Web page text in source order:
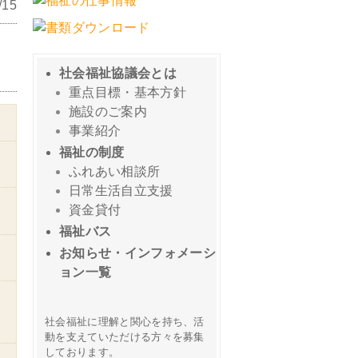
社会福祉協議会とは
重点目標・基本方針
施設のご案内
事業紹介
福祉の制度
ふれあい相談所
日常生活自立支援
資金貸付
福祉バス
お知らせ・インフォメーシ
ョン一覧
社会福祉に理解と関心を持ち、活
動を支えていただける方々を募集
しております。